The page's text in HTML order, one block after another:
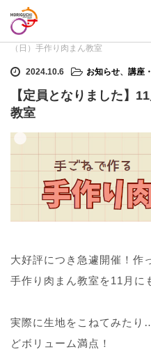
ホーム
（日）手作り肉まん教室
2024.10.6 お知らせ、 講座
【定員となりました】
教室
大好評につき急遽開催！作
手作り肉まん教室を11月に
実際に生地をこねてみた
どボリューム満点！